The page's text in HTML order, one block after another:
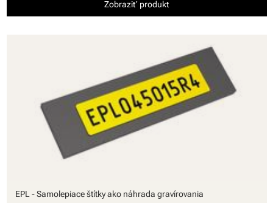
Zobraziť produkt
EPL - Samolepiace štítky ako náhrada gravírovania